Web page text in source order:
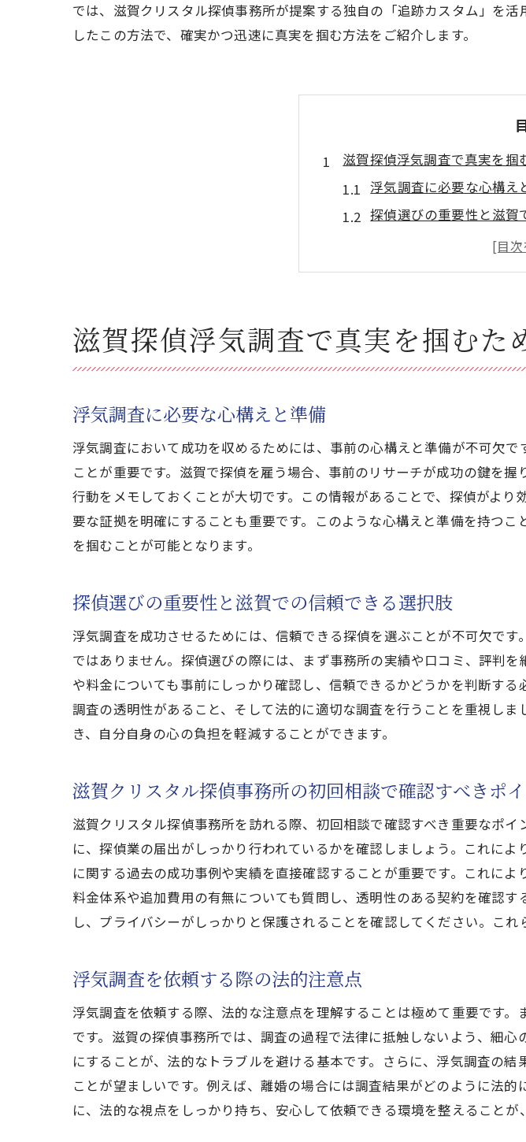
では、滋賀クリスタル探偵事務所が提案する独自の「追跡カスタム」を
したこの方法で、確実かつ迅速に真実を掴む方法をご紹介します。
滋賀探偵浮気調査で真実を掴
浮気調査に必要な心構え
探偵選びの重要性と滋賀
滋賀クリスタル探偵事
浮気調査を依頼する際の
浮気調査における家族と
浮気調査の成功に必要な滋賀
無料相談の活用方法と注
探偵事務所の設備と技術
浮気調査費用の透明性と
デジタル証拠収集の重要
先端技術を駆使した調査
プライバシー保護を考慮
音声及び映像証拠の取得
最新技術の導入による調
浮気調査を成功させる滋賀探
個別ケースに応じた調査
追跡カスタムによる柔軟
顧客の要望に応える調査
迅速な対応を可能にする
滋賀の地理を活かした効
滋賀探偵浮気調査で迅速か
迅速な証拠収集を可能
証拠の精度を高めるため
調査期間中の適切なコミ
取得した証拠を法的に有
滋賀探偵浮気調査で真実を掴むた
浮気調査に必要な心構えと準備
浮気調査において成功を収めるためには、事前の心構えと準備が不可欠
ことが重要です。滋賀で探偵を雇う場合、事前のリサーチが成功の鍵を
行動をメモしておくことが大切です。この情報があることで、探偵がよ
要な証拠を明確にすることも重要です。このような心構えと準備を持つ
を掴むことが可能となります。
探偵選びの重要性と滋賀での信頼できる選択肢
浮気調査を成功させるためには、信頼できる探偵を選ぶことが不可欠で
ではありません。探偵選びの際には、まず事務所の実績や口コミ、評判
や料金についても事前にしっかり確認し、信頼できるかどうかを判断す
調査の透明性があること、そして法的に適切な調査を行うことを重視し
き、自分自身の心の負担を軽減することができます。
滋賀クリスタル探偵事務所の初回相談で確認すべきポ
滋賀クリスタル探偵事務所を訪れる際、初回相談で確認すべき重要なポ
に、探偵業の届出がしっかり行われているかを確認しましょう。これに
に関する過去の成功事例や実績を直接確認することが重要です。これに
料金体系や追加費用の有無についても質問し、透明性のある契約を確認
し、プライバシーがしっかりと保護されることを確認してください。こ
浮気調査を依頼する際の法的注意点
浮気調査を依頼する際、法的な注意点を理解することは極めて重要です
です。滋賀の探偵事務所では、調査の過程で法律に抵触しないよう、細
にすることが、法的なトラブルを避ける基本です。さらに、浮気調査の
ことが望ましいです。例えば、離婚の場合には調査結果がどのように法
に、法的な視点をしっかり持ち、安心して依頼できる環境を整えることが